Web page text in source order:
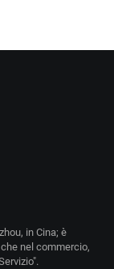
in Cina; è
nel commercio,